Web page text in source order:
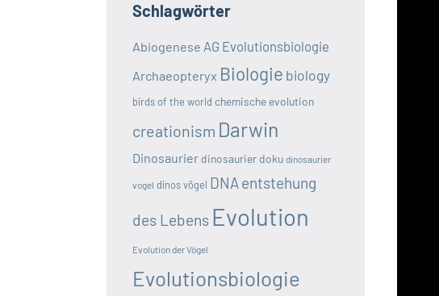
Schlagwörter
Abiogenese AG Evolutionsbiologie
Archaeopteryx Biologie biology
birds of the world chemische evolution
creationism Darwin
Dinosaurier dinosaurier doku dinosaurier
vogel dinos vögel DNAentstehung
des Lebens Evolution
Evolution der Vögel
Evolutionsbiologie